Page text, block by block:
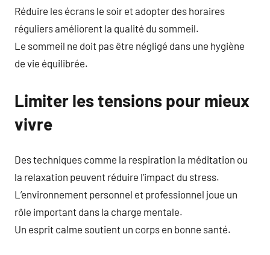
Réduire les écrans le soir et adopter des horaires
réguliers améliorent la qualité du sommeil.
Le sommeil ne doit pas être négligé dans une hygiène
de vie équilibrée.
Limiter les tensions pour mieux
vivre
Des techniques comme la respiration la méditation ou
la relaxation peuvent réduire l’impact du stress.
L’environnement personnel et professionnel joue un
rôle important dans la charge mentale.
Un esprit calme soutient un corps en bonne santé.